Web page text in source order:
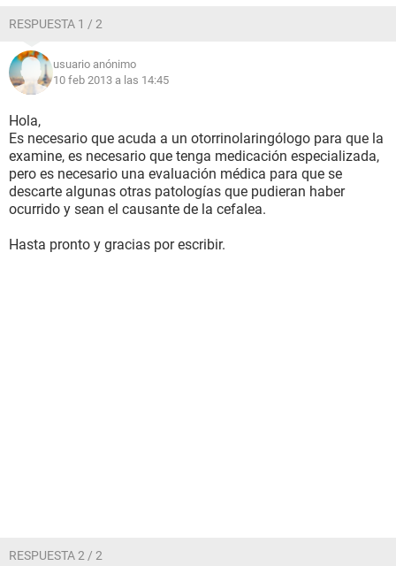
RESPUESTA 1 / 2
usuario anónimo
10 feb 2013 a las 14:45
Hola,
Es necesario que acuda a un otorrinolaringólogo para que la
examine, es necesario que tenga medicación especializada,
pero es necesario una evaluación médica para que se
descarte algunas otras patologías que pudieran haber
ocurrido y sean el causante de la cefalea.
Hasta pronto y gracias por escribir.
RESPUESTA 2 / 2